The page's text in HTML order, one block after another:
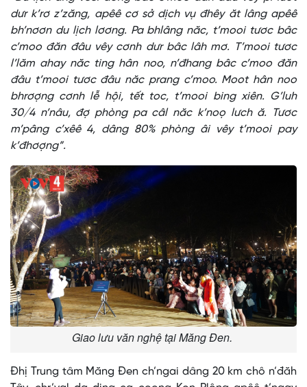
dưr k’rơ z’zăng, apêê cơ sở dịch vụ đhêy ăt lâng apêê
bh’nơơn du lịch lơơng. Pa bhlâng năc, t’mooi tươc bâc
c’moo đăn đâu vêy cơnh dưr bâc lâh mơ. T’mooi tươc
l’lăm ahay năc ting hân noo, n’đhang bâc c’moo đăn
đâu t’mooi tươc đâu năc prang c’moo. Moot hân noo
bhrơợng cơnh lễ hội, tết toc, t’mooi bing xiên. G’luh
30/4 n’nâu, đợ phòng pa câl năc k’noọ lưch ă. Tươc
m’pâng c’xêê 4, dâng 80% phòng âi vêy t’mooi pay
k’đhơợng”.
Giao lưu văn nghệ tại Măng Đen.
Đhị Trung tâm Măng Đen ch’ngai dâng 20 km chô n’đăh